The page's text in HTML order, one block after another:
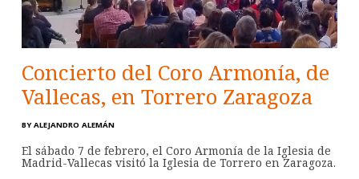
Concierto del Coro Armonía, de
Vallecas, en Torrero Zaragoza
BY ALEJANDRO ALEMÁN
El sábado 7 de febrero, el Coro Armonía de la Iglesia de
Madrid-Vallecas visitó la Iglesia de Torrero en Zaragoza.